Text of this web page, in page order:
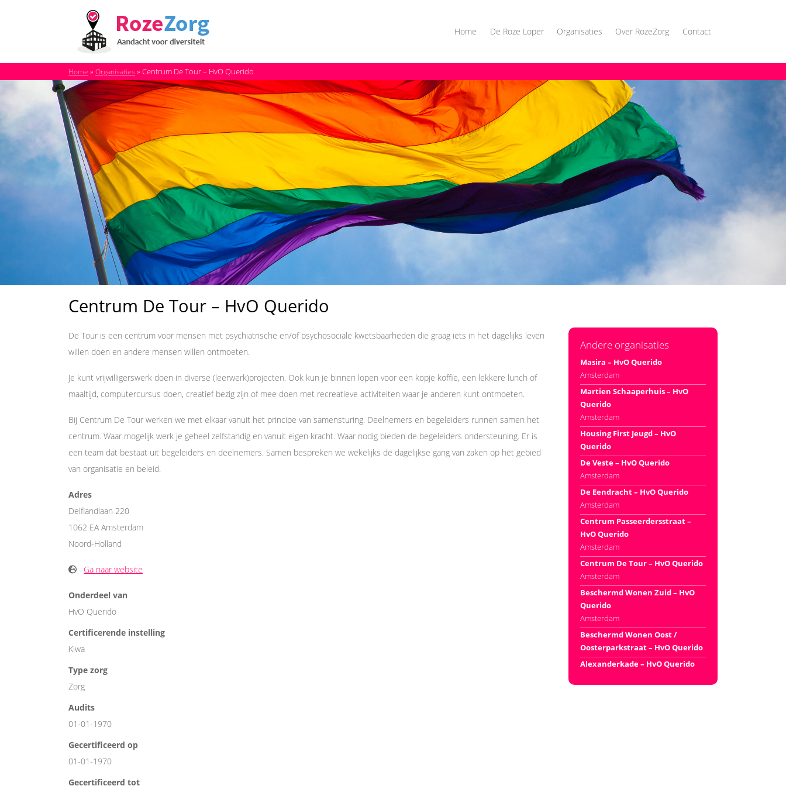
Home De Roze Loper Organisaties Over RozeZorg Contact
Home » Organisaties » Centrum De Tour – HvO Querido
Centrum De Tour – HvO Querido
De Tour is een centrum voor mensen met psychiatrische en/of psychosociale kwetsbaarheden die graag iets in het dagelijks leven
willen doen en andere mensen willen ontmoeten.
Je kunt vrijwilligerswerk doen in diverse (leerwerk)projecten. Ook kun je binnen lopen voor een kopje koffie, een lekkere lunch of
maaltijd, computercursus doen, creatief bezig zijn of mee doen met recreatieve activiteiten waar je anderen kunt ontmoeten.
Bij Centrum De Tour werken we met elkaar vanuit het principe van samensturing. Deelnemers en begeleiders runnen samen het
centrum. Waar mogelijk werk je geheel zelfstandig en vanuit eigen kracht. Waar nodig bieden de begeleiders ondersteuning. Er is
een team dat bestaat uit begeleiders en deelnemers. Samen bespreken we wekelijks de dagelijkse gang van zaken op het gebied
van organisatie en beleid.
Adres
Delflandlaan 220
1062 EA Amsterdam
Noord-Holland
Ga naar website
Onderdeel van
HvO Querido
Certificerende instelling
Kiwa
Type zorg
Zorg
Audits
01-01-1970
Gecertificeerd op
01-01-1970
Gecertificeerd tot
Andere organisaties
Masira – HvO Querido
Amsterdam
Martien Schaaperhuis – HvO
Querido
Amsterdam
Housing First Jeugd – HvO
Querido
De Veste – HvO Querido
Amsterdam
De Eendracht – HvO Querido
Amsterdam
Centrum Passeerdersstraat –
HvO Querido
Amsterdam
Centrum De Tour – HvO Querido
Amsterdam
Beschermd Wonen Zuid – HvO
Querido
Amsterdam
Beschermd Wonen Oost /
Oosterparkstraat – HvO Querido
Alexanderkade – HvO Querido